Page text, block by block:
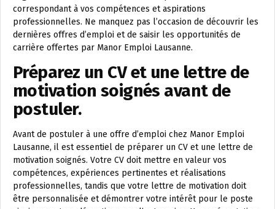
correspondant à vos compétences et aspirations
professionnelles. Ne manquez pas l’occasion de découvrir les
dernières offres d’emploi et de saisir les opportunités de
carrière offertes par Manor Emploi Lausanne.
Préparez un CV et une lettre de
motivation soignés avant de
postuler.
Avant de postuler à une offre d’emploi chez Manor Emploi
Lausanne, il est essentiel de préparer un CV et une lettre de
motivation soignés. Votre CV doit mettre en valeur vos
compétences, expériences pertinentes et réalisations
professionnelles, tandis que votre lettre de motivation doit
être personnalisée et démontrer votre intérêt pour le poste